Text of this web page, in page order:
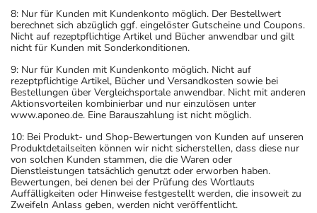
8: Nur für Kunden mit Kundenkonto möglich. Der Bestellwert
berechnet sich abzüglich ggf. eingelöster Gutscheine und Coupons.
Nicht auf rezeptpflichtige Artikel und Bücher anwendbar und gilt
nicht für Kunden mit Sonderkonditionen.
9: Nur für Kunden mit Kundenkonto möglich. Nicht auf
rezeptpflichtige Artikel, Bücher und Versandkosten sowie bei
Bestellungen über Vergleichsportale anwendbar. Nicht mit anderen
Aktionsvorteilen kombinierbar und nur einzulösen unter
www.aponeo.de. Eine Barauszahlung ist nicht möglich.
10: Bei Produkt- und Shop-Bewertungen von Kunden auf unseren
Produktdetailseiten können wir nicht sicherstellen, dass diese nur
von solchen Kunden stammen, die die Waren oder
Dienstleistungen tatsächlich genutzt oder erworben haben.
Bewertungen, bei denen bei der Prüfung des Wortlauts
Auffälligkeiten oder Hinweise festgestellt werden, die insoweit zu
Zweifeln Anlass geben, werden nicht veröffentlicht.